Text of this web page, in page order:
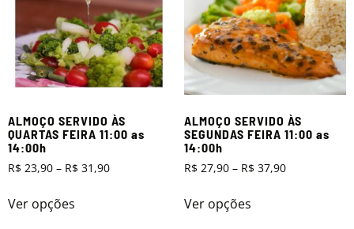
ALMOÇO SERVIDO ÀS
QUARTAS FEIRA 11:00 as
14:00h
R$ 23,90 – R$ 31,90
Ver opções
ALMOÇO SERVIDO ÀS
SEGUNDAS FEIRA 11:00 as
14:00h
R$27,90 – R$37,90
Ver opções